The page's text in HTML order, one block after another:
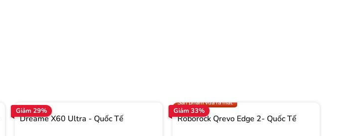
Giảm 29%
Dreame X60 Ultra - Quốc Tế
Giảm 33%
Sản phẩm vừa ra mắt
Roborock Qrevo Edge 2- Quốc Tế